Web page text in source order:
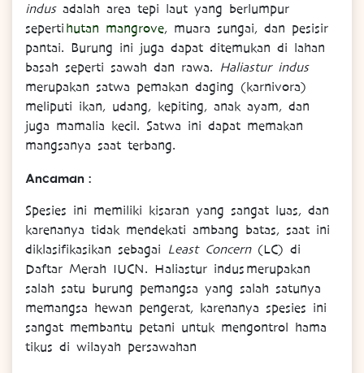
indusadalah area tepi laut yang berlumpur
seperti hutan mangrove, muara sungai, dan pesisir
pantai. Burung ini juga dapat ditemukan di lahan
basah seperti sawah dan rawa.
Haliastur indus
merupakan satwa pemakan daging (karnivora)
meliputi ikan, udang, kepiting, anak ayam, dan
juga mamalia kecil. Satwa ini dapat memakan
mangsanya saat terbang.
Ancaman :
Spesies ini memiliki kisaran yang sangat luas, dan
karenanya tidak mendekati ambang batas, saat ini
diklasifikasikan sebagai
Least Concern (LC) di
Daftar Merah IUCN. Haliastur indus merupakan
salah satu burung pemangsa yang salah satunya
memangsa hewan pengerat, karenanya spesies ini
sangat membantu petani untuk mengontrol hama
tikus di wilayah persawahan